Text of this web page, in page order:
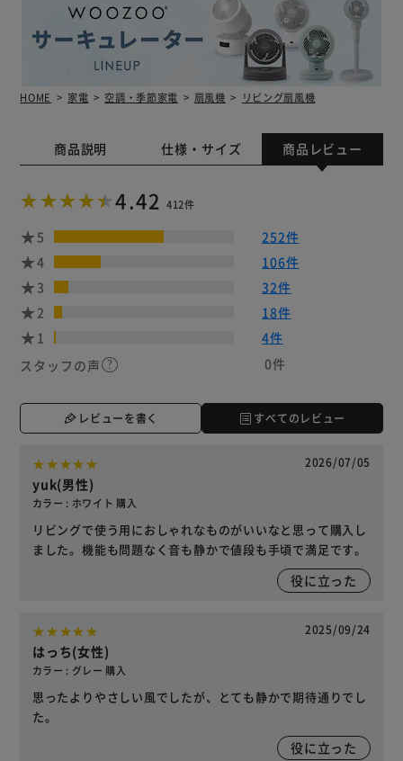
HOME 家電 空調・季節家電 扇風機 リビング扇風機
商品説明 仕様・サイズ 商品レビュー
4.42 412件
5
252件
4
106件
3
32件
2
18件
1
4件
スタッフの声
0件
レビューを書く すべてのレビュー
2026/07/05
yuk(男性)
カラー : ホワイト 購入
リビングで使う用におしゃれなものがいいなと思って購入し
ました。機能も問題なく音も静かで値段も手頃で満足です。
役に立った
2025/09/24
はっち(女性)
カラー : グレー 購入
思ったよりやさしい風でしたが、とても静かで期待通りでし
た。
役に立った